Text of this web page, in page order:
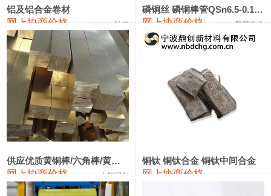
1#电解锰(99.7%袋装) 18,000—18,200 18,100 100
1#铬 60,000—82,000
553#硅 9,300—9,500
441#硅 9,600—9,800 9,700
3303#硅 10,300—10,500 10,400
2202#硅 14,100—14,300
金属硅3303#-2202# 10,400—14,200 12,300 0
铝及铝合金卷材
网上协商价格 弘达
磷铜丝 磷铜棒管QSn6.5-0.1 7-0.2 8-0.3
网上协商价格 联荣有色
供应优质黄铜棒/六角棒/黄铜方板
网上协商价格 十堰同创
铜钛 铜钛合金 铜钛中间合金
网上协商价格